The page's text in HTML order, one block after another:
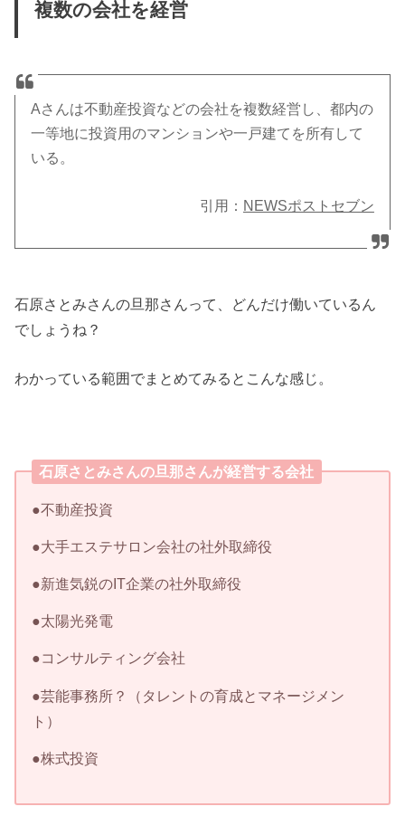
複数の会社を経営
Aさんは不動産投資などの会社を複数経営し、都内の
一等地に投資用のマンションや一戸建てを所有して
いる。
引用： NEWSポストセブン
石原さとみさんの旦那さんって、どんだけ働いているん
でしょうね？
わかっている範囲でまとめてみるとこんな感じ。
石原さとみさんの旦那さんが経営する会社
●不動産投資
●大手エステサロン会社の社外取締役
●新進気鋭のIT企業の社外取締役
●太陽光発電
●コンサルティング会社
●芸能事務所？（タレントの育成とマネージメン
ト）
●株式投資